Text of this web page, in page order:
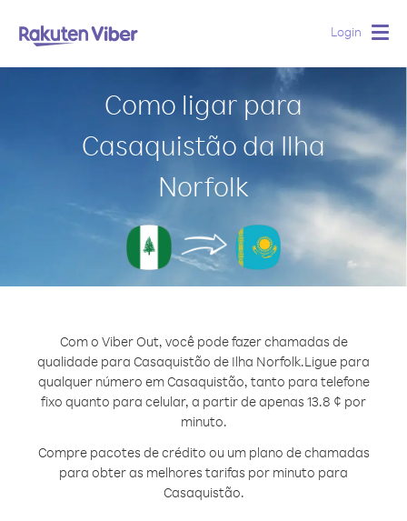
Login
Como ligar para
Casaquistão da Ilha
Norfolk
Com o Viber Out, você pode fazer chamadas de
qualidade para Casaquistão de Ilha Norfolk.Ligue para
qualquer número em Casaquistão, tanto para telefone
fixo quanto para celular, a partir de apenas 13.8 ¢ por
minuto.
Compre pacotes de crédito ou um plano de chamadas
para obter as melhores tarifas por minuto para
Casaquistão.